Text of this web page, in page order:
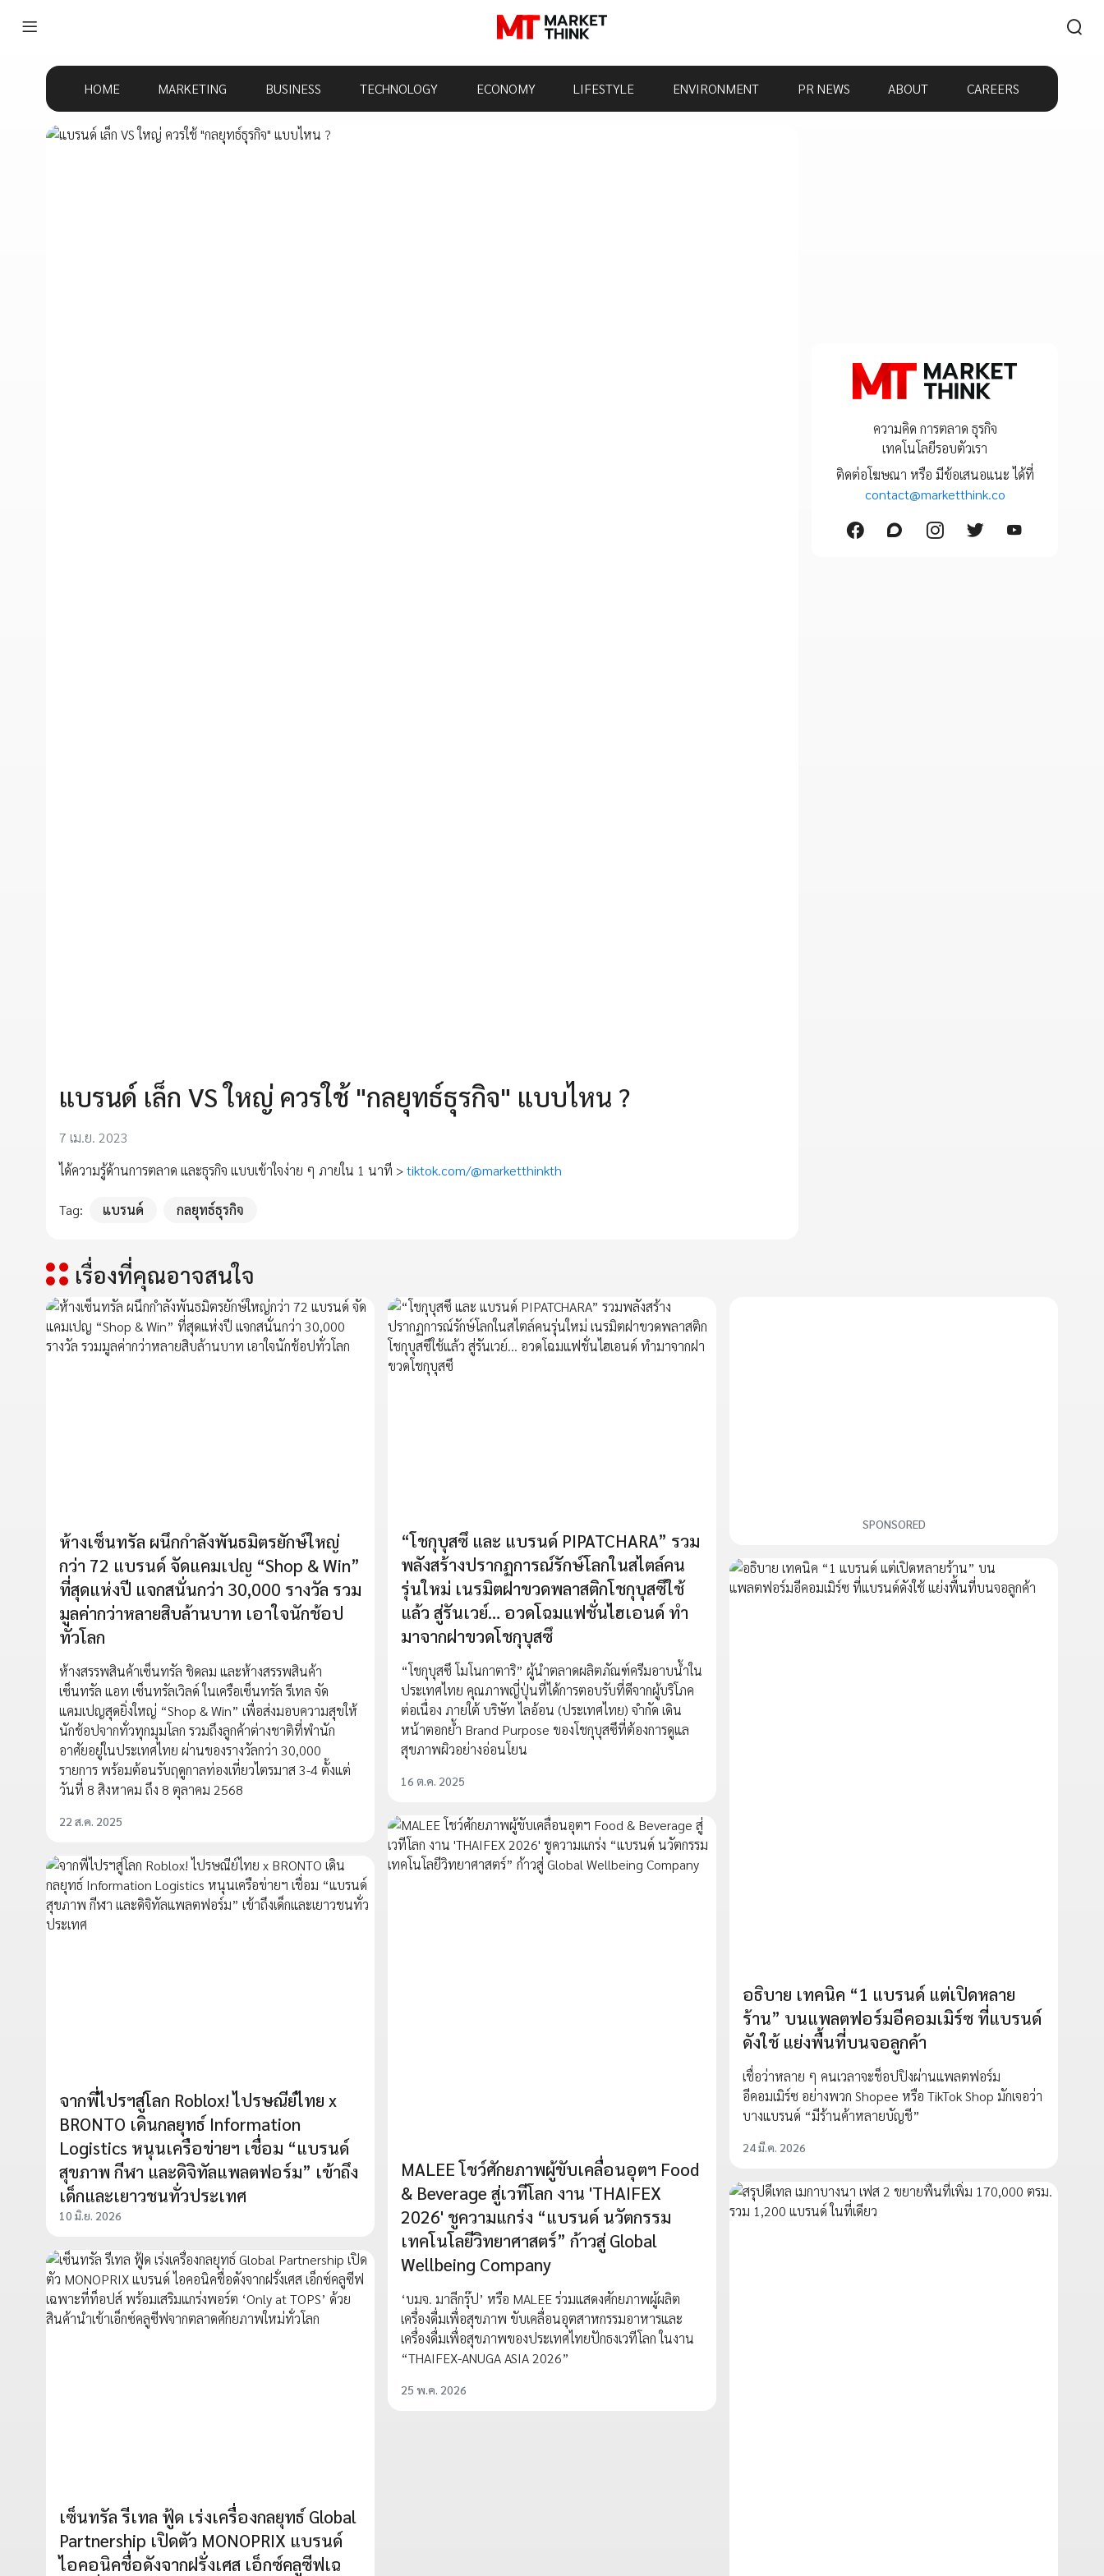
HOME MARKETING BUSINESS TECHNOLOGY ECONOMY LIFESTYLE ENVIRONMENT PR NEWS ABOUT CAREERS
แบรนด์ เล็ก VS ใหญ่ ควรใช้ "กลยุทธ์ธุรกิจ" แบบไหน ?
7 เม.ย. 2023
ได้ความรู้ด้านการตลาด และธุรกิจ แบบเข้าใจง่าย ๆ ภายใน 1 นาที >tiktok.com/@marketthinkth
Tag: แบรนด์ กลยุทธ์ธุรกิจ
ความคิด การตลาด ธุรกิจ
เทคโนโลยีรอบตัวเรา
ติดต่อโฆษณา หรือ มีข้อเสนอแนะ ได้ที่
contact@marketthink.co
เรื่องที่คุณอาจสนใจ
ห้างเซ็นทรัล ผนึกกำลังพันธมิตรยักษ์ใหญ่
กว่า 72 แบรนด์ จัดแคมเปญ “Shop & Win”
ที่สุดแห่งปี แจกสนั่นกว่า 30,000 รางวัล รวม
มูลค่ากว่าหลายสิบล้านบาท เอาใจนักช้อป
ทั่วโลก
ห้างสรรพสินค้าเซ็นทรัล ชิดลม และห้างสรรพสินค้า
เซ็นทรัล แอท เซ็นทรัลเวิลด์ ในเครือเซ็นทรัล รีเทล จัด
แคมเปญสุดยิ่งใหญ่ “Shop & Win” เพื่อส่งมอบความสุขให้
นักช้อปจากทั่วทุกมุมโลก รวมถึงลูกค้าต่างชาติที่พำนัก
อาศัยอยู่ในประเทศไทย ผ่านของรางวัลกว่า 30,000
รายการ พร้อมต้อนรับฤดูกาลท่องเที่ยวไตรมาส 3-4 ตั้งแต่
วันที่ 8 สิงหาคม ถึง 8 ตุลาคม 2568
22 ส.ค. 2025
“โชกุบุสซึ และ แบรนด์ PIPATCHARA” รวม
พลังสร้างปรากฏการณ์รักษ์โลกในสไตล์คน
รุ่นใหม่ เนรมิตฝาขวดพลาสติกโชกุบุสซึใช้
แล้ว สู่รันเวย์… อวดโฉมแฟชั่นไฮเอนด์ ทำ
มาจากฝาขวดโชกุบุสซึ
“โชกุบุสซึ โมโนกาตาริ” ผู้นำตลาดผลิตภัณฑ์ครีมอาบน้ำใน
ประเทศไทย คุณภาพญี่ปุ่นที่ได้การตอบรับที่ดีจากผู้บริโภค
ต่อเนื่อง ภายใต้ บริษัท ไลอ้อน (ประเทศไทย) จำกัด เดิน
หน้าตอกย้ำ Brand Purpose ของโชกุบุสซึที่ต้องการดูแล
สุขภาพผิวอย่างอ่อนโยน
16 ต.ค. 2025
SPONSORED
อธิบาย เทคนิค “1 แบรนด์ แต่เปิดหลาย
ร้าน” บนแพลตฟอร์มอีคอมเมิร์ซ ที่แบรนด์
ดังใช้ แย่งพื้นที่บนจอลูกค้า
เชื่อว่าหลาย ๆ คนเวลาจะช็อปปิงผ่านแพลตฟอร์ม
อีคอมเมิร์ซ อย่างพวก Shopee หรือ TikTok Shop มักเจอว่า
บางแบรนด์ “มีร้านค้าหลายบัญชี”
24 มี.ค. 2026
MALEE โชว์ศักยภาพผู้ขับเคลื่อนอุตฯ Food
& Beverage สู่เวทีโลก งาน 'THAIFEX
2026' ชูความแกร่ง “แบรนด์ นวัตกรรม
เทคโนโลยีวิทยาศาสตร์” ก้าวสู่ Global
Wellbeing Company
‘บมจ. มาลีกรุ๊ป’ หรือ MALEE ร่วมแสดงศักยภาพผู้ผลิต
เครื่องดื่มเพื่อสุขภาพ ขับเคลื่อนอุตสาหกรรมอาหารและ
เครื่องดื่มเพื่อสุขภาพของประเทศไทยปักธงเวทีโลก ในงาน
“THAIFEX-ANUGA ASIA 2026”
25 พ.ค. 2026
จากพี่ไปรฯสู่โลก Roblox! ไปรษณีย์ไทย x
BRONTO เดินกลยุทธ์ Information
Logistics หนุนเครือข่ายฯ เชื่อม “แบรนด์
สุขภาพ กีฬา และดิจิทัลแพลตฟอร์ม” เข้าถึง
เด็กและเยาวชนทั่วประเทศ
10 มิ.ย. 2026
เซ็นทรัล รีเทล ฟู้ด เร่งเครื่องกลยุทธ์ Global
Partnership เปิดตัว MONOPRIX แบรนด์
ไอคอนิคชื่อดังจากฝรั่งเศส เอ็กซ์คลูซีฟเฉ